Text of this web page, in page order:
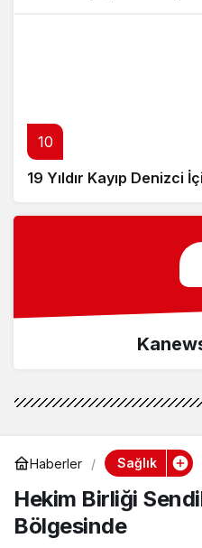
10
19 Yıldır Kayıp Denizci
Haberler Sağlık
Hekim Birliği
Bölgesinde